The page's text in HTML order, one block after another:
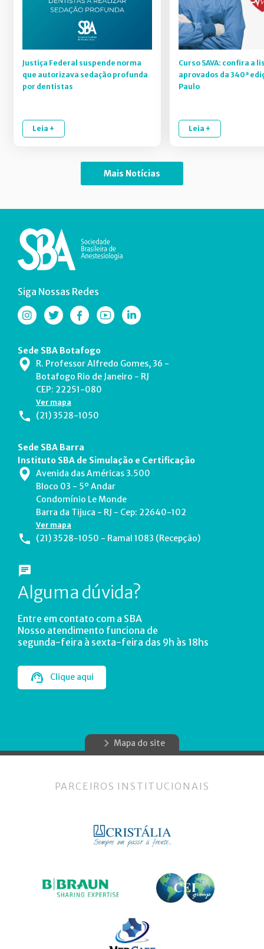
Justiça Federal suspende norma
que autorizava sedação profunda
por dentistas
Leia +
Curso SAVA: confira a
aprovados da 340ª
Paulo
Leia +
Mais Notícias
Siga Nossas Redes
Sede SBA Botafogo
R. Professor Alfredo Gomes, 36 -
Botafogo Rio de Janeiro - RJ
CEP: 22251-080
Ver mapa
(21) 3528-1050
Sede SBA Barra
Instituto SBA de Simulação e Certificação
Avenida das Américas 3.500
Bloco 03 - 5º Andar
Condomínio Le Monde
Barra da Tijuca - RJ - Cep: 22640-102
Ver mapa
(21) 3528-1050 - Ramal 1083 (Recepção)
Alguma dúvida?
Entre em contato com a SBA
Nosso atendimento funciona de
segunda-feira à sexta-feira das 9h às 18hs
Clique aqui
Mapa do site
PARCEIROS INSTITUCIONAIS